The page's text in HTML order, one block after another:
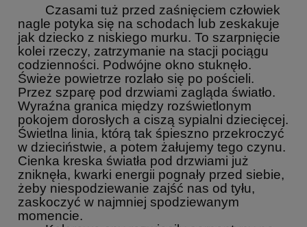
Czasami tuż przed zaśnięciem człowiek
nagle potyka się na schodach lub zeskakuje
jak dziecko z niskiego murku. To szarpnięcie
kolei rzeczy, zatrzymanie na stacji pociągu
codzienności. Podwójne okno stuknęło.
Świeże powietrze rozlało się po pościeli.
Przez szparę pod drzwiami zagląda światło.
Wyraźna granica między rozświetlonym
pokojem dorosłych a ciszą sypialni dziecięcej.
Świetlna linia, którą tak śpieszno przekroczyć
w dzieciństwie, a potem żałujemy tego czynu.
Cienka kreska światła pod drzwiami już
zniknęła, kwarki energii pognały przed siebie,
żeby niespodziewanie zajść nas od tyłu,
zaskoczyć w najmniej spodziewanym
momencie.